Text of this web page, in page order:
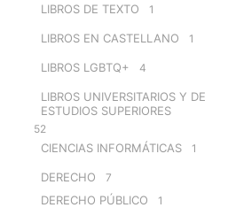
LIBROS DE TEXTO 1
LIBROS EN CASTELLANO 1
LIBROS LGBTQ+ 4
LIBROS UNIVERSITARIOS Y DE
ESTUDIOS SUPERIORES
52
CIENCIAS INFORMÁTICAS 1
DERECHO 7
DERECHO PÚBLICO 1